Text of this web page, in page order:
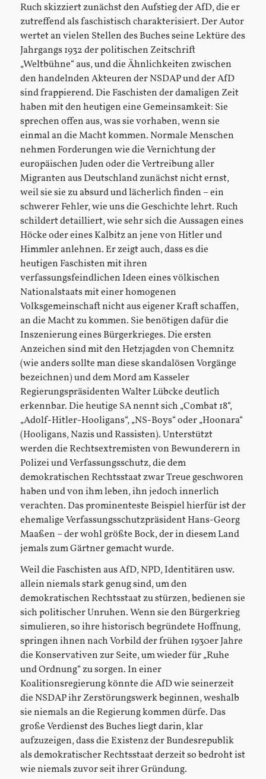
Ruch skizziert zunächst den Aufstieg der AfD, die er
zutreffend als faschistisch charakterisiert. Der Autor
wertet an vielen Stellen des Buches seine Lektüre des
Jahrgangs 1932 der politischen Zeitschrift
„Weltbühne“ aus, und die Ähnlichkeiten zwischen
den handelnden Akteuren der NSDAP und der AfD
sind frappierend. Die Faschisten der damaligen Zeit
haben mit den heutigen eine Gemeinsamkeit: Sie
sprechen offen aus, was sie vorhaben, wenn sie
einmal an die Macht kommen. Normale Menschen
nehmen Forderungen wie die Vernichtung der
europäischen Juden oder die Vertreibung aller
Migranten aus Deutschland zunächst nicht ernst,
weil sie sie zu absurd und lächerlich finden – ein
schwerer Fehler, wie uns die Geschichte lehrt. Ruch
schildert detailliert, wie sehr sich die Aussagen eines
Höcke oder eines Kalbitz an jene von Hitler und
Himmler anlehnen. Er zeigt auch, dass es die
heutigen Faschisten mit ihren
verfassungsfeindlichen Ideen eines völkischen
Nationalstaats mit einer homogenen
Volksgemeinschaft nicht aus eigener Kraft schaffen,
an die Macht zu kommen. Sie benötigen dafür die
Inszenierung eines Bürgerkrieges. Die ersten
Anzeichen sind mit den Hetzjagden von Chemnitz
(wie anders sollte man diese skandalösen Vorgänge
bezeichnen) und dem Mord am Kasseler
Regierungspräsidenten Walter Lübcke deutlich
erkennbar. Die heutige SA nennt sich „Combat 18“,
„Adolf-Hitler-Hooligans“, „NS-Boys“ oder „Hoonara“
(Hooligans, Nazis und Rassisten). Unterstützt
werden die Rechtsextremisten von Bewunderern in
Polizei und Verfassungsschutz, die dem
demokratischen Rechtsstaat zwar Treue geschworen
haben und von ihm leben, ihn jedoch innerlich
verachten. Das prominenteste Beispiel hierfür ist der
ehemalige Verfassungsschutzpräsident Hans-Georg
Maaßen – der wohl größte Bock, der in diesem Land
jemals zum Gärtner gemacht wurde.
Weil die Faschisten aus AfD, NPD, Identitären usw.
allein niemals stark genug sind, um den
demokratischen Rechtsstaat zu stürzen, bedienen sie
sich politischer Unruhen. Wenn sie den Bürgerkrieg
simulieren, so ihre historisch begründete Hoffnung,
springen ihnen nach Vorbild der frühen 1930er Jahre
die Konservativen zur Seite, um wieder für „Ruhe
und Ordnung“ zu sorgen. In einer
Koalitionsregierung könnte die AfD wie seinerzeit
die NSDAP ihr Zerstörungswerk beginnen, weshalb
sie niemals an die Regierung kommen dürfe. Das
große Verdienst des Buches liegt darin, klar
aufzuzeigen, dass die Existenz der Bundesrepublik
als demokratischer Rechtsstaat derzeit so bedroht ist
wie niemals zuvor seit ihrer Gründung.